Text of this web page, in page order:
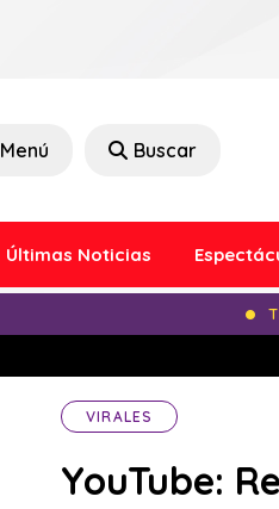
Menú Buscar
Últimas Noticias
VIRALES
YouTube: